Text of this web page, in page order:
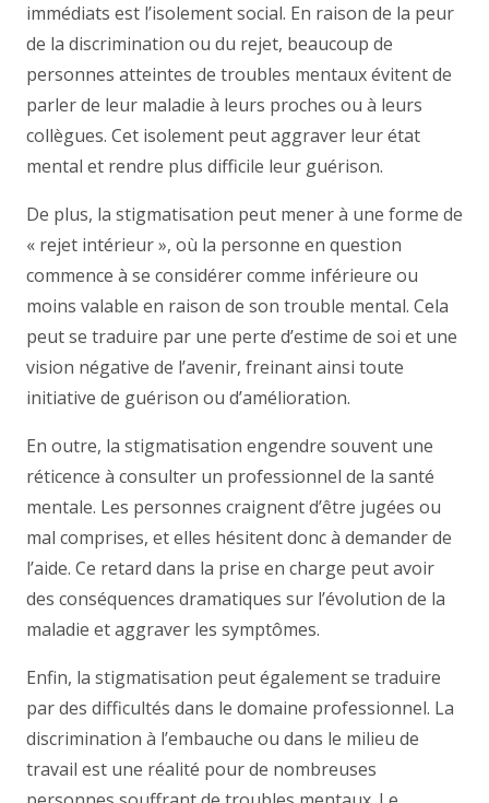
immédiats est l’isolement social. En raison de la peur
de la discrimination ou du rejet, beaucoup de
personnes atteintes de troubles mentaux évitent de
parler de leur maladie à leurs proches ou à leurs
collègues. Cet isolement peut aggraver leur état
mental et rendre plus difficile leur guérison.
De plus, la stigmatisation peut mener à une forme de
« rejet intérieur », où la personne en question
commence à se considérer comme inférieure ou
moins valable en raison de son trouble mental. Cela
peut se traduire par une perte d’estime de soi et une
vision négative de l’avenir, freinant ainsi toute
initiative de guérison ou d’amélioration.
En outre, la stigmatisation engendre souvent une
réticence à consulter un professionnel de la santé
mentale. Les personnes craignent d’être jugées ou
mal comprises, et elles hésitent donc à demander de
l’aide. Ce retard dans la prise en charge peut avoir
des conséquences dramatiques sur l’évolution de la
maladie et aggraver les symptômes.
Enfin, la stigmatisation peut également se traduire
par des difficultés dans le domaine professionnel. La
discrimination à l’embauche ou dans le milieu de
travail est une réalité pour de nombreuses